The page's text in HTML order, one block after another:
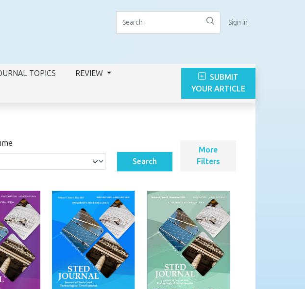
Sign in
TOPICS REVIEW
YOUR ARTICLE
Search
More
Filters